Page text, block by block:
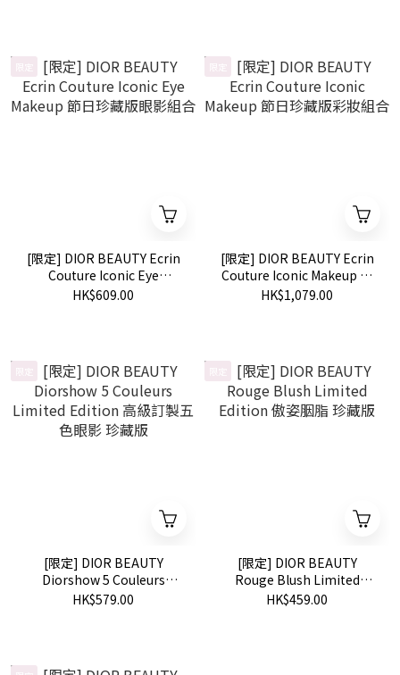
[限定] DIOR BEAUTY Ecrin
Couture Iconic Eye
Makeup 節日珍藏版眼影組
HK$609.00
[限定] DIOR BEAUTY Ecrin
Couture Iconic Makeup 節
日珍藏版彩妝組合
HK$1,079.00
[限定] DIOR BEAUTY
Diorshow 5 Couleurs
Limited Edition 高級訂製五
HK$579.00
[限定] DIOR BEAUTY
Rouge Blush Limited
Edition 傲姿胭脂 珍藏版
HK$459.00